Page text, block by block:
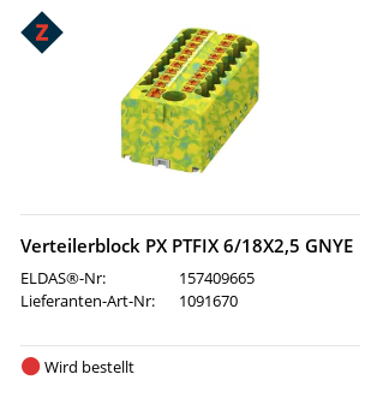
Verteilerblock PX PTFIX 6/18X2,5 GNYE
ELDAS®-Nr:
157409665
Lieferanten-Art-Nr:
1091670
Wird bestellt